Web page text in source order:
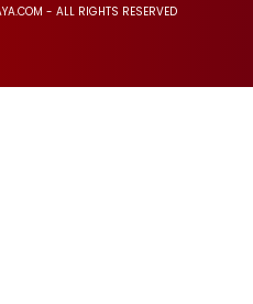
- ALL RIGHTS RESERVED